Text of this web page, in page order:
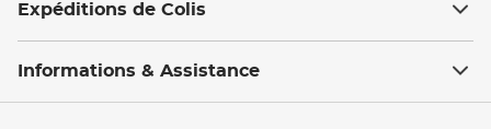
Expéditions de Colis
Informations & Assistance